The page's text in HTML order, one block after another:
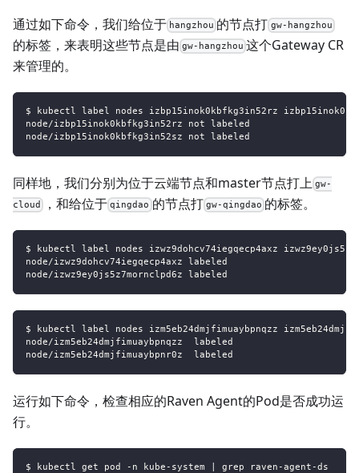
通过如下命令，我们给位于 hangzhou 的节点打 gw-hangzhou
的标签，来表明这些节点是由 gw-hangzhou 这个Gateway CR
来管理的。
$ kubectl label nodes izbp15inok0kbfkg3in52rz
node/izbp15inok0kbfkg3in52rz not labeled
node/izbp15inok0kbfkg3in52sz not labeled
同样地，我们分别为位于云端节点和master节点打上 gw-
cloud
，和给位于 qingdao 的节点打 gw-qingdao 的标签。
$ kubectl label nodes izwz9dohcv74iegqecp4axz
node/izwz9dohcv74iegqecp4axz labeled
node/izwz9ey0js5z7mornclpd6z labeled
$ kubectl label nodes izm5eb24dmjfimuaybpnqzz
node/izm5eb24dmjfimuaybpnqzz  labeled
node/izm5eb24dmjfimuaybpnr0z  labeled
运行如下命令，检查相应的Raven Agent的Pod是否成功运
行。
$ kubectl get pod -n kube-system | grep raven-agent-ds